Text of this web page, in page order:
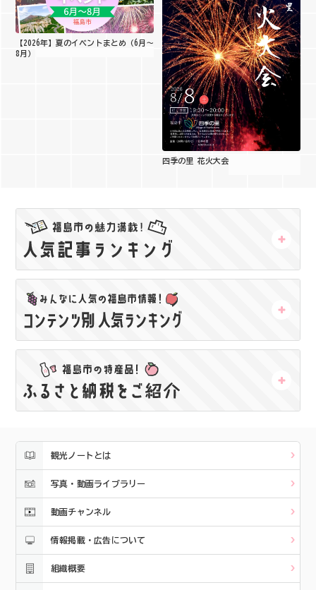
【2026年】夏のイベントまとめ（6月～
8月）
四季の里 花火大会
観光ノートとは
写真・動画ライブラリー
動画チャンネル
情報掲載・広告について
組織概要